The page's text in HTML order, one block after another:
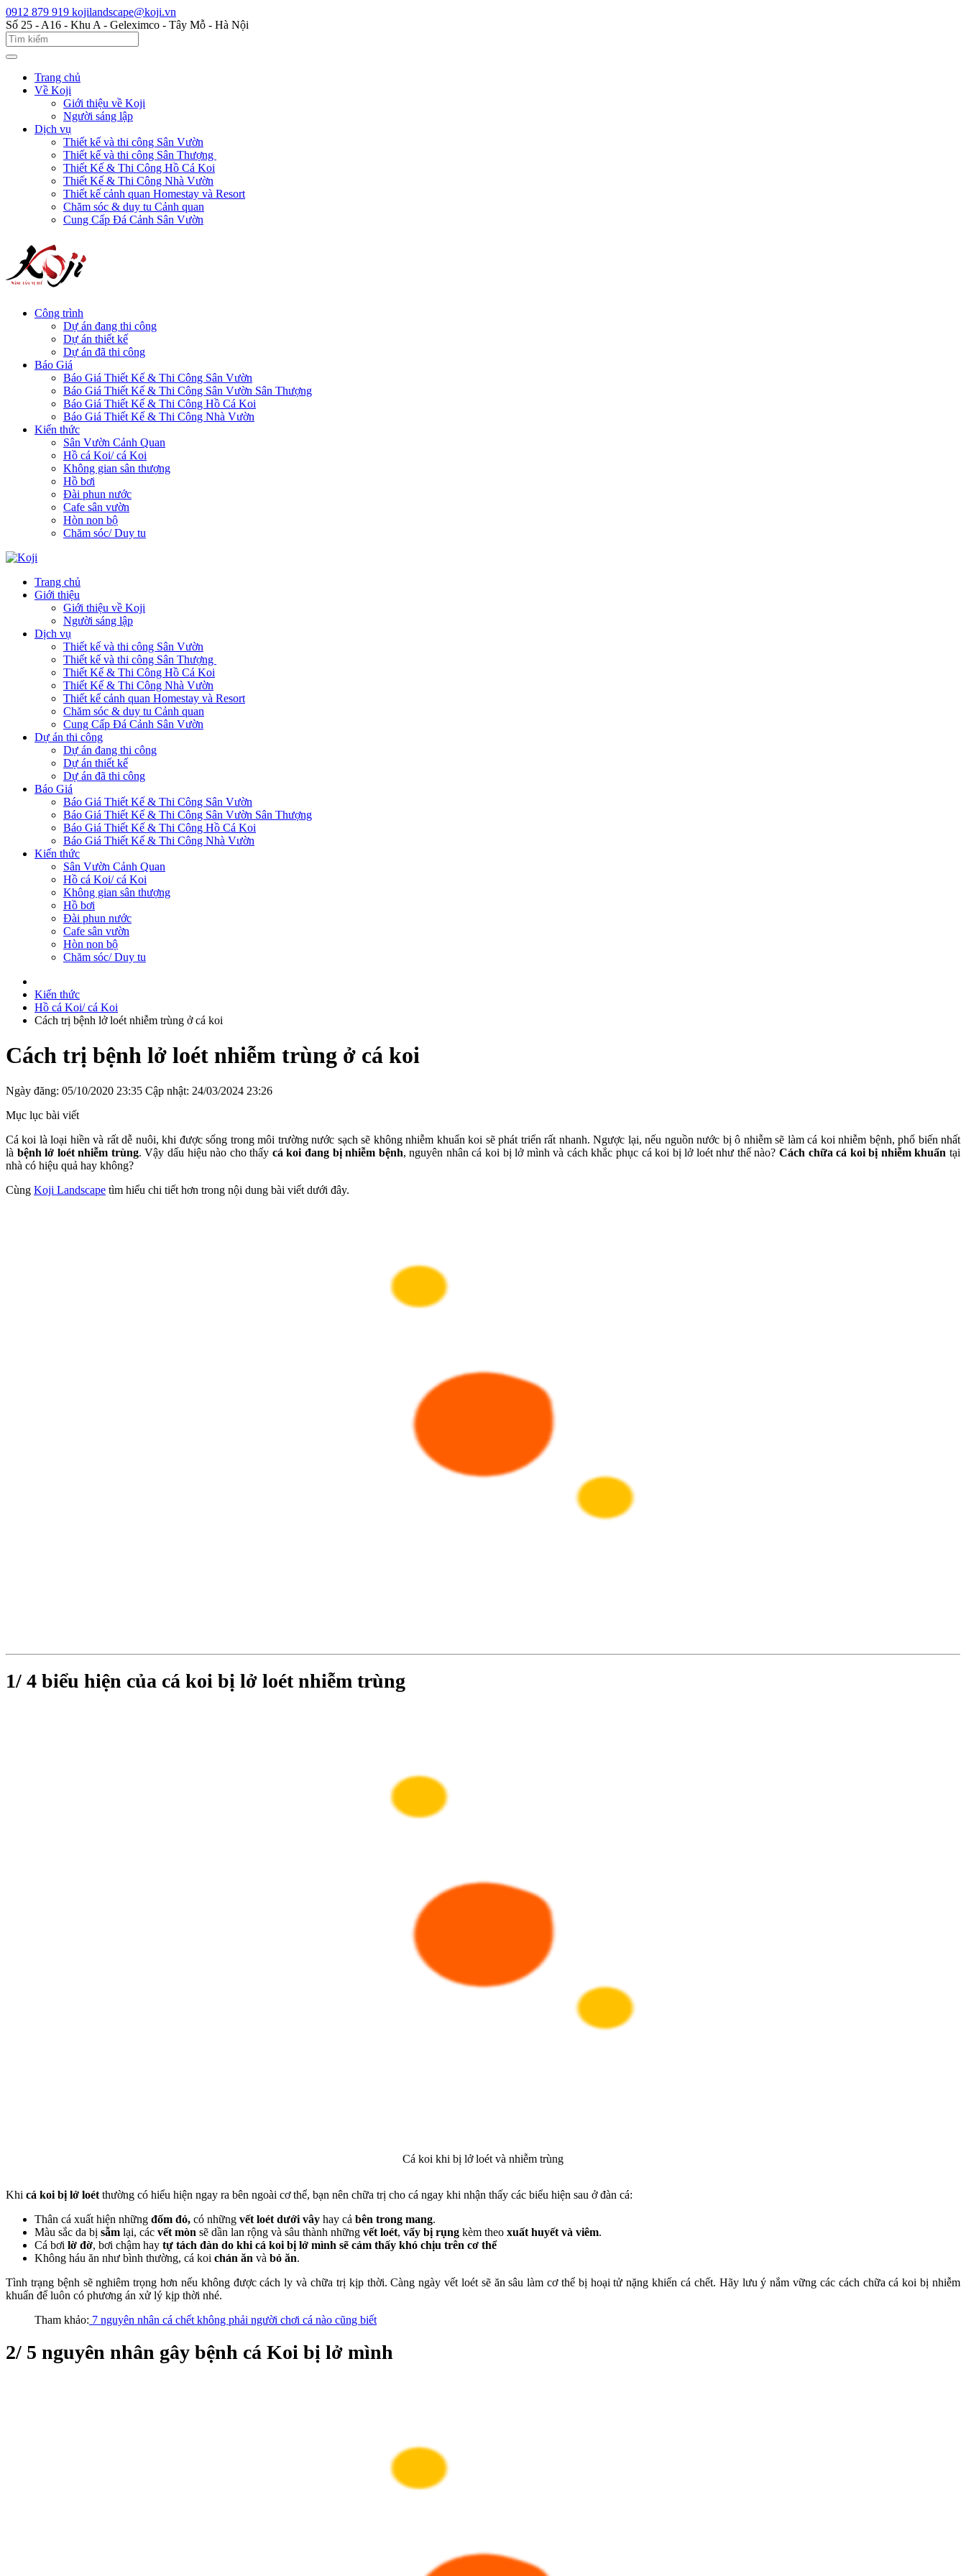
0912 879 919 kojilandscape@koji.vn
Số 25 - A16 - Khu A - Geleximco - Tây Mỗ - Hà Nội
Trang chủ
Về Koji
Giới thiệu về Koji
Người sáng lập
Dịch vụ
Thiết kế và thi công Sân Vườn
Thiết kế và thi công Sân Thượng
Thiết Kế & Thi Công Hồ Cá Koi
Thiết Kế & Thi Công Nhà Vườn
Thiết kế cảnh quan Homestay và Resort
Chăm sóc & duy tu Cảnh quan
Cung Cấp Đá Cảnh Sân Vườn
Công trình
Dự án đang thi công
Dự án thiết kế
Dự án đã thi công
Báo Giá
Báo Giá Thiết Kế & Thi Công Sân Vườn
Báo Giá Thiết Kế & Thi Công Sân Vườn Sân Thượng
Báo Giá Thiết Kế & Thi Công Hồ Cá Koi
Báo Giá Thiết Kế & Thi Công Nhà Vườn
Kiến thức
Sân Vườn Cảnh Quan
Hồ cá Koi/ cá Koi
Không gian sân thượng
Hồ bơi
Đài phun nước
Cafe sân vườn
Hòn non bộ
Chăm sóc/ Duy tu
Trang chủ
Giới thiệu
Giới thiệu về Koji
Người sáng lập
Dịch vụ
Thiết kế và thi công Sân Vườn
Thiết kế và thi công Sân Thượng
Thiết Kế & Thi Công Hồ Cá Koi
Thiết Kế & Thi Công Nhà Vườn
Thiết kế cảnh quan Homestay và Resort
Chăm sóc & duy tu Cảnh quan
Cung Cấp Đá Cảnh Sân Vườn
Dự án thi công
Dự án đang thi công
Dự án thiết kế
Dự án đã thi công
Báo Giá
Báo Giá Thiết Kế & Thi Công Sân Vườn
Báo Giá Thiết Kế & Thi Công Sân Vườn Sân Thượng
Báo Giá Thiết Kế & Thi Công Hồ Cá Koi
Báo Giá Thiết Kế & Thi Công Nhà Vườn
Kiến thức
Sân Vườn Cảnh Quan
Hồ cá Koi/ cá Koi
Không gian sân thượng
Hồ bơi
Đài phun nước
Cafe sân vườn
Hòn non bộ
Chăm sóc/ Duy tu
Kiến thức
Hồ cá Koi/ cá Koi
Cách trị bệnh lở loét nhiễm trùng ở cá koi
Cách trị bệnh lở loét nhiễm trùng ở cá koi
Ngày đăng: 05/10/2020 23:35 Cập nhật: 24/03/2024 23:26
Mục lục bài viết
Cá koi là loại hiền và rất dễ nuôi, khi được sống trong môi trường nước sạch sẽ không nhiễm khuẩn koi sẽ phát triển rất nhanh. Ngược lại, nếu nguồn nước bị ô nhiễm sẽ làm cá koi nhiễm bệnh, phổ biến nhất
là bệnh lở loét nhiễm trùng. Vậy dấu hiệu nào cho thấy cá koi đang bị nhiễm bệnh, nguyên nhân cá koi bị lở mình và cách khắc phục cá koi bị lở loét như thế nào? Cách chữa cá koi bị nhiễm khuẩn tại
nhà có hiệu quả hay không?
Cùng Koji Landscape tìm hiểu chi tiết hơn trong nội dung bài viết dưới đây.
1/ 4 biểu hiện của cá koi bị lở loét nhiễm trùng
Cá koi khi bị lở loét và nhiễm trùng
Khi cá koi bị lở loét thường có hiểu hiện ngay ra bên ngoài cơ thể, bạn nên chữa trị cho cá ngay khi nhận thấy các biểu hiện sau ở đàn cá:
Thân cá xuất hiện những đốm đỏ, có những vết loét dưới vây hay cả bên trong mang.
Màu sắc da bị sẫm lại, các vết mòn sẽ dần lan rộng và sâu thành những vết loét, vẩy bị rụng kèm theo xuất huyết và viêm.
Cá bơi lờ đờ, bơi chậm hay tự tách đàn do khi cá koi bị lở mình sẽ cảm thấy khó chịu trên cơ thể
Không háu ăn như bình thường, cá koi chán ăn và bỏ ăn.
Tình trạng bệnh sẽ nghiêm trọng hơn nếu không được cách ly và chữa trị kịp thời. Càng ngày vết loét sẽ ăn sâu làm cơ thể bị hoại tử nặng khiến cá chết. Hãy lưu ý nắm vững các cách chữa cá koi bị nhiễm
khuẩn để luôn có phương án xử lý kịp thời nhé.
Tham khảo: 7 nguyên nhân cá chết không phải người chơi cá nào cũng biết
2/ 5 nguyên nhân gây bệnh cá Koi bị lở mình